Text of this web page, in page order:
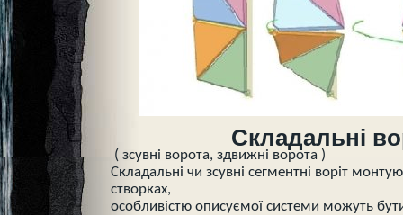
Складальні
( зсувні ворота, здвижні ворота )
Складальні чи зсувні сегментні воріт
створках,
особливістю описуємої системи можуть